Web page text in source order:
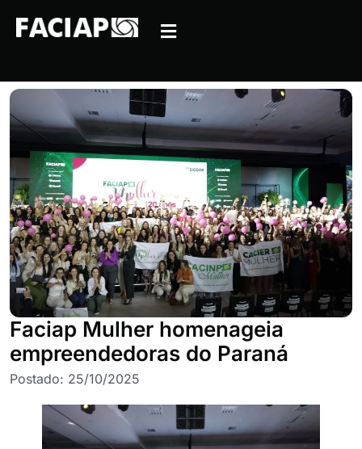
Faciap Mulher homenageia
empreendedoras do Paraná
Postado: 25/10/2025